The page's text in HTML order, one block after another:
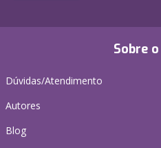
Sobre
Dúvidas/Atendimento
Autores
Blog